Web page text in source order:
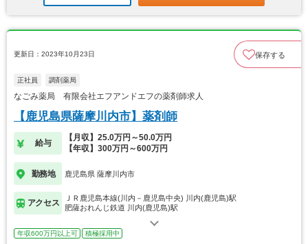
更新日：2023年10月23日 保存する
正社員 調剤薬局
なごみ薬局 有限会社エフアンドエフの薬剤師求人
【鹿児島県薩摩川内市】薬剤師
給与
【月収】25.0万円～50.0万円
【年収】300万円～600万円
勤務地 鹿児島県 薩摩川内市
アクセス
ＪＲ鹿児島本線(川内－鹿児島中央) 川内(鹿児島)駅
肥薩おれんじ鉄道 川内(鹿児島)駅
年収600万円以上可 積極採用中